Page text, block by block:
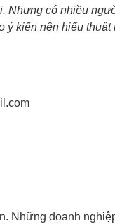
Nhưng có nhiều
ý kiến nên hiểu
Những doanh